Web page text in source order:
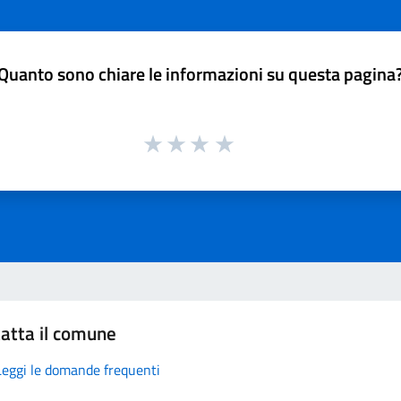
sono chiare le informazioni su questa
il comune
le domande frequenti